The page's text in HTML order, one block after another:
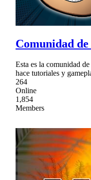
Comunidad
Esta es la comunidad
hace tutoriales y
264
Online
1,854
Members